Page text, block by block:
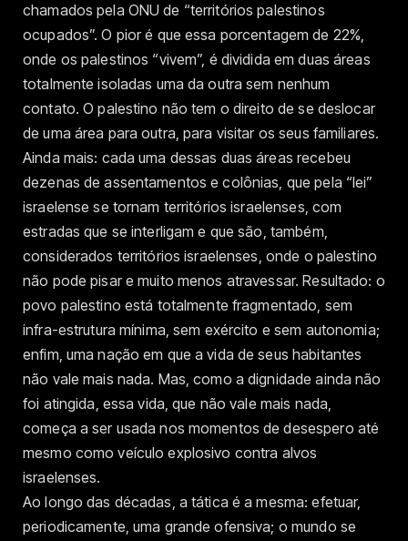
chamados pela ONU de “territórios palestinos
ocupados”. O pior é que essa porcentagem de 22%,
onde os palestinos “vivem”, é dividida em duas áreas
totalmente isoladas uma da outra sem nenhum
contato. O palestino não tem o direito de se deslocar
de uma área para outra, para visitar os seus familiares.
Ainda mais: cada uma dessas duas áreas recebeu
dezenas de assentamentos e colônias, que pela “lei”
israelense se tornam territórios israelenses, com
estradas que se interligam e que são, também,
considerados territórios israelenses, onde o palestino
não pode pisar e muito menos atravessar. Resultado: o
povo palestino está totalmente fragmentado, sem
infra-estrutura mínima, sem exército e sem autonomia;
enfim, uma nação em que a vida de seus habitantes
não vale mais nada. Mas, como a dignidade ainda não
foi atingida, essa vida, que não vale mais nada,
começa a ser usada nos momentos de desespero até
mesmo como veículo explosivo contra alvos
israelenses.
Ao longo das décadas, a tática é a mesma: efetuar,
periodicamente, uma grande ofensiva; o mundo se